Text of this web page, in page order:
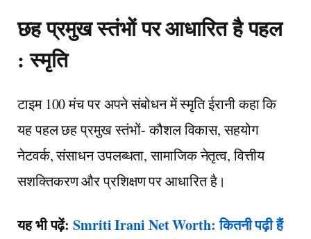
छह प्रमुख स्तंभों पर आधारित है पहल
: स्मृति
टाइम 100 मंच पर अपने संबोधन में स्मृति ईरानी कहा कि
यह पहल छह प्रमुख स्तंभों- कौशल विकास, सहयोग
नेटवर्क, संसाधन उपलब्धता, सामाजिक नेतृत्व, वित्तीय
सशक्तिकरण और प्रशिक्षण पर आधारित है।
यह भी पढ़ें:Smriti Irani Net Worth: कितनी पढ़ी हैं